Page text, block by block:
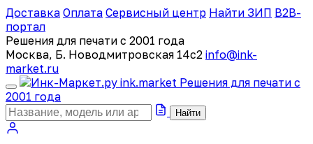
Доставка Оплата Сервисный центр Найти ЗИП B2B-
портал
Решения для печати с 2001 года
Москва, Б. Новодмитровская 14с2 info@ink-
market.ru
ink.market Решения для печати с
2001 года
Найти